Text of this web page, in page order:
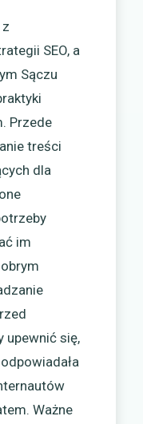
SEO, a
Sączu
Przede
treści
dla
im
upewnić się,
Ważne